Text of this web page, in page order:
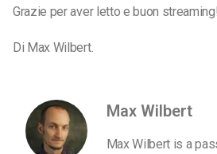
Grazie per aver letto e buon streaming!
Di Max Wilbert.
Max Wilbert
Max Wilbert is a